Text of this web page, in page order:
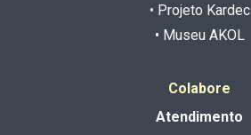
• Projeto Kardec
• Museu AKOL
Colabore
Atendimento